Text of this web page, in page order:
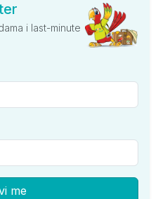
i last-minute
me